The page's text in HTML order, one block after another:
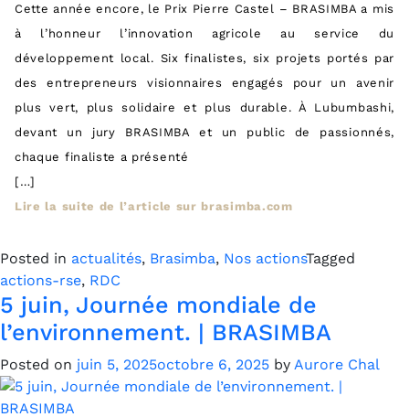
Cette année encore, le Prix Pierre Castel – BRASIMBA a mis
à l’honneur l’innovation agricole au service du
développement local. Six finalistes, six projets portés par
des entrepreneurs visionnaires engagés pour un avenir
plus vert, plus solidaire et plus durable. À Lubumbashi,
devant un jury BRASIMBA et un public de passionnés,
chaque finaliste a présenté
[…]
Lire la suite de l’article sur brasimba.com
Posted in actualités, Brasimba, Nos actionsTagged
actions-rse, RDC
5 juin, Journée mondiale de
l’environnement. | BRASIMBA
Posted on juin 5, 2025octobre 6, 2025 by Aurore Chal